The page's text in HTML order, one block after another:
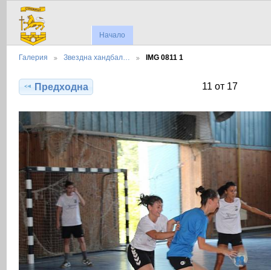
Начало
Галерия Звездна хандбал… IMG 0811 1
Предходна 11 от 17